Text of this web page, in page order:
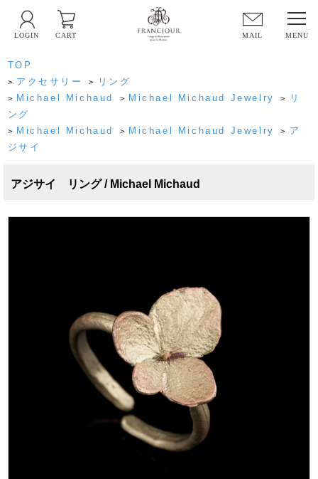
MAIL
LOGIN CART
TOP
> アクセサリー > リング
> Michael Michaud > Michael Michaud Jewelry >
リ
ング
> Michael Michaud > Michael Michaud Jewelry > ア
ジサイ
アジサイ リング / Michael Michaud